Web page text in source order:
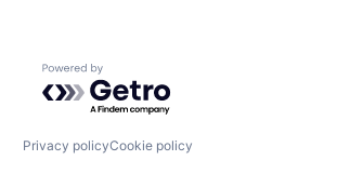
Powered by Getro.com
Privacy policyCookie policy